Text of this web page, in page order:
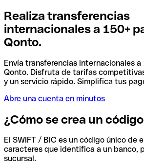
Realiza transferencias
internacionales a 150+
Qonto.
Envía transferencias internacionales a
Qonto. Disfruta de tarifas
y un servicio rápido. Simplifica tus
Abre una cuenta en minutos
¿Cómo se crea un
El SWIFT / BIC es un código único de
caracteres que identifica a un banco,
sucursal.